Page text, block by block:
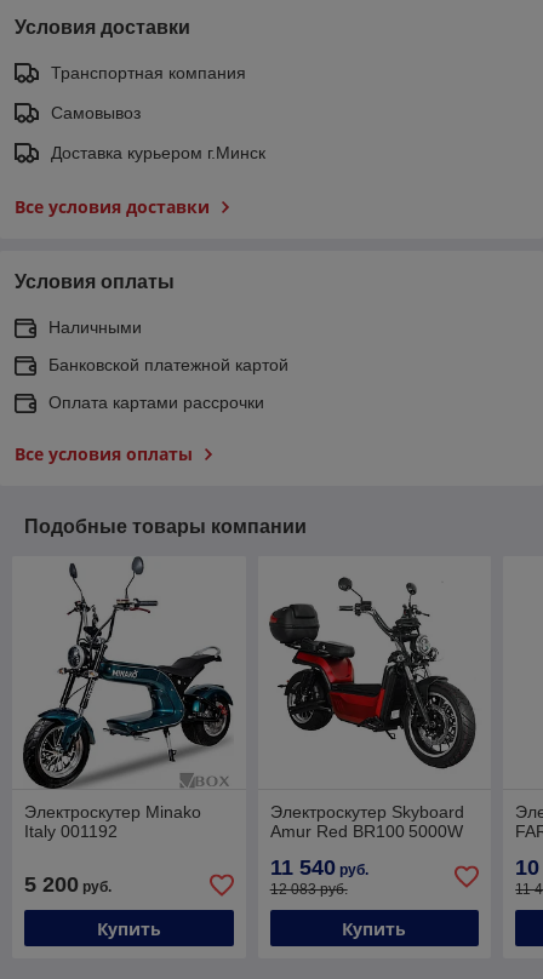
Условия доставки
Транспортная компания
Самовывоз
Доставка курьером г.Минск
Все условия доставки
Условия оплаты
Наличными
Банковской платежной картой
Оплата картами рассрочки
Все условия оплаты
Подобные товары компании
Электроскутер Minako
Italy 001192
5 200 руб.
Купить
Электроскутер Skyboard
Amur Red BR100 5000W
11 540руб.
12 083 руб.
Купить
11